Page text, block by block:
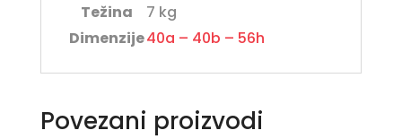
Težina
7 kg
Dimenzije40a – 40b – 56h
Povezani proizvodi